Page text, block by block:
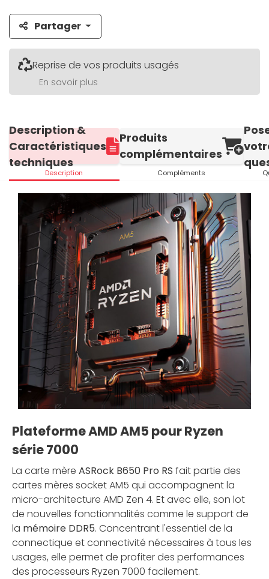
Partager
Reprise de vos produits usagés
En savoir plus
Description &
Caractéristiques
techniques
Description
Produits
complémentaires
Compléments
Plateforme AMD AM5 pour Ryzen
série 7000
La carte mère ASRock B650 Pro RS fait partie des
cartes mères socket AM5 qui accompagnent la
micro-architecture AMD Zen 4. Et avec elle, son lot
de nouvelles fonctionnalités comme le support de
la mémoire DDR5. Concentrant l'essentiel de la
connectique et connectivité nécessaires à tous les
usages, elle permet de profiter des performances
des processeurs Ryzen 7000 facilement.